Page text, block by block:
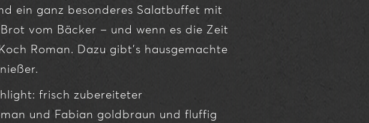
ein ganz besonderes Salatbuffet mit
vom Bäcker – und wenn es die Zeit
Roman. Dazu gibt’s hausgemachte
frisch zubereiteter
und Fabian goldbraun und fluffig